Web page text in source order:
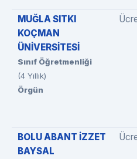
MUĞLA SITKI
KOÇMAN
ÜNİVERSİTESİ
Sınıf Öğretmenliği
(4 Yıllık)
Örgün
BOLU ABANT İZZET
BAYSAL